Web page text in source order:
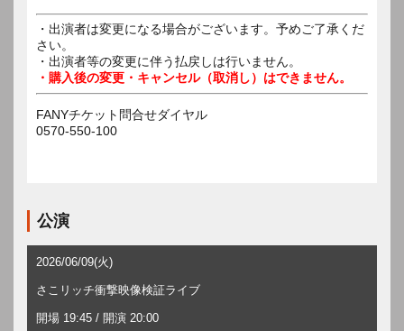
・出演者は変更になる場合がございます。予めご了承くだ
さい。
・出演者等の変更に伴う払戻しは行いません。
・購入後の変更・キャンセル（取消し）はできません。
FANYチケット問合せダイヤル
0570-550-100
公演
2026/06/09(火)
さこリッチ衝撃映像検証ライブ
開場 19:45 / 開演 20:00